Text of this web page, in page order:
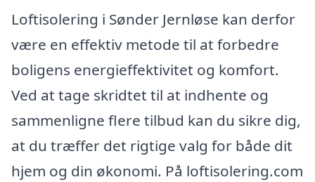
Loftisolering i Sønder Jernløse kan derfor
være en effektiv metode til at forbedre
boligens energieffektivitet og komfort.
Ved at tage skridtet til at indhente og
sammenligne flere tilbud kan du sikre dig,
at du træffer det rigtige valg for både dit
hjem og din økonomi. På loftisolering.com